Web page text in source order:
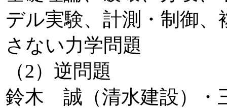
デル実験、計測・制御
さない力学問題
（2）逆問題
鈴木 誠（清水建設）